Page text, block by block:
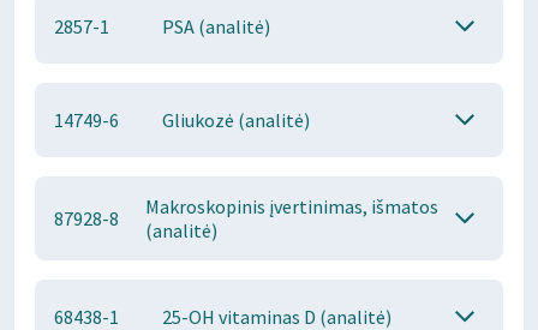
2857-1 PSA (analitė)
14749-6 Gliukozė (analitė)
87928-8
Makroskopinis įvertinimas, išmatos
(analitė)
68438-1 25-OH vitaminas D (analitė)